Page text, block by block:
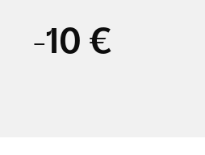
-10 €